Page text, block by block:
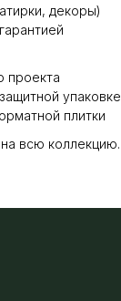
декоры)
проекта
упаковке
плитки
на всю коллекцию.